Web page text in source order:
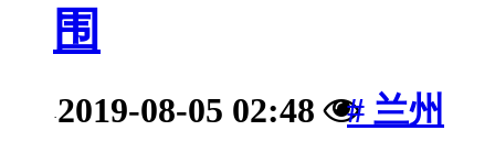
围
·2019-08-05 02:48 # 兰州